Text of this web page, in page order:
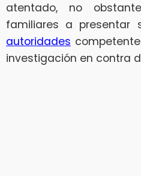
atentado, no
familiares a presentar
autoridades
investigación en contra